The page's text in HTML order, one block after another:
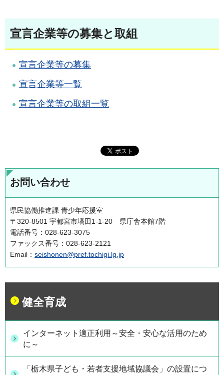
宣言企業等の募集と取組
宣言企業等の募集
宣言企業等一覧
宣言企業等の取組一覧
お問い合わせ
県民協働推進課 青少年応援室
〒320-8501 宇都宮市塙田1-1-20 県庁舎本館7階
電話番号：028-623-3075
ファックス番号：028-623-2121
Email： seishonen@pref.tochigi.lg.jp
健全育成
インターネット適正利用～安全・安心な活用のため
に～
「栃木県子ども・若者支援地域協議会」の設置につ